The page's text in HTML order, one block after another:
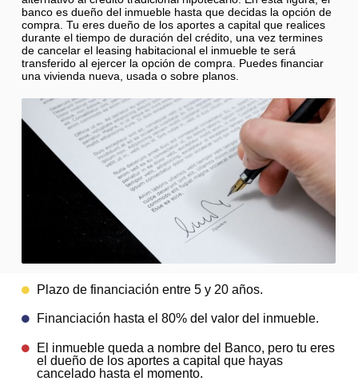
banco es dueño del inmueble hasta que decidas la opción de
compra. Tu eres dueño de los aportes a capital que realices
durante el tiempo de duración del crédito, una vez termines
de cancelar el leasing habitacional el inmueble te será
transferido al ejercer la opción de compra. Puedes financiar
una vivienda nueva, usada o sobre planos.
Plazo de financiación entre 5 y 20 años.
Financiación hasta el 80% del valor del inmueble.
El inmueble queda a nombre del Banco, pero tu eres
el dueño de los aportes a capital que hayas
cancelado hasta el momento.